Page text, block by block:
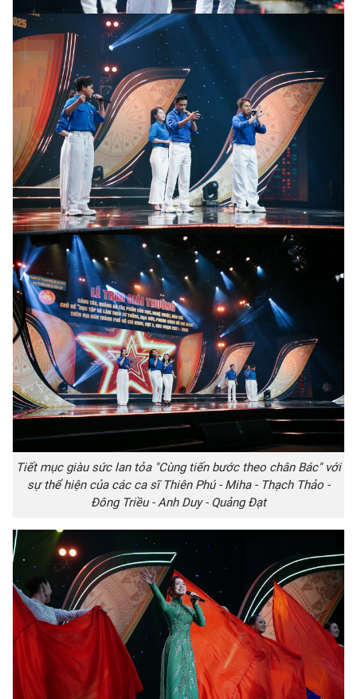
Tiết mục giàu sức lan tỏa "Cùng tiến bước theo chân Bác" với
sự thể hiện của các ca sĩ Thiên Phú - Miha - Thạch Thảo -
Đông Triều - Anh Duy - Quảng Đạt